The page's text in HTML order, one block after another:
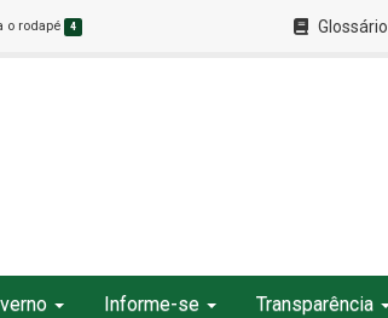
o rodapé 4 Glossário
Informe-se Transparência